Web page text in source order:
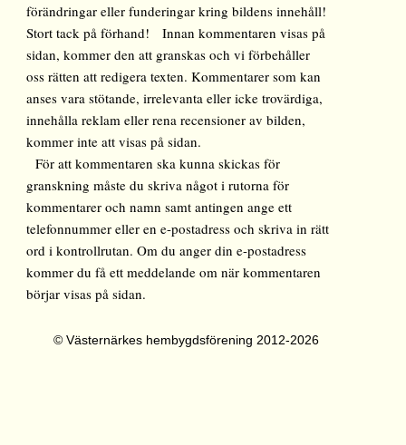
förändringar eller funderingar kring bildens innehåll!
Stort tack på förhand! Innan kommentaren visas på
sidan, kommer den att granskas och vi förbehåller
oss rätten att redigera texten. Kommentarer som kan
anses vara stötande, irrelevanta eller icke trovärdiga,
innehålla reklam eller rena recensioner av bilden,
kommer inte att visas på sidan.
För att kommentaren ska kunna skickas för
granskning måste du skriva något i rutorna för
kommentarer och namn samt antingen ange ett
telefonnummer eller en e-postadress och skriva in rätt
ord i kontrollrutan. Om du anger din e-postadress
kommer du få ett meddelande om när kommentaren
börjar visas på sidan.
© Västernärkes hembygdsförening 2012-2026